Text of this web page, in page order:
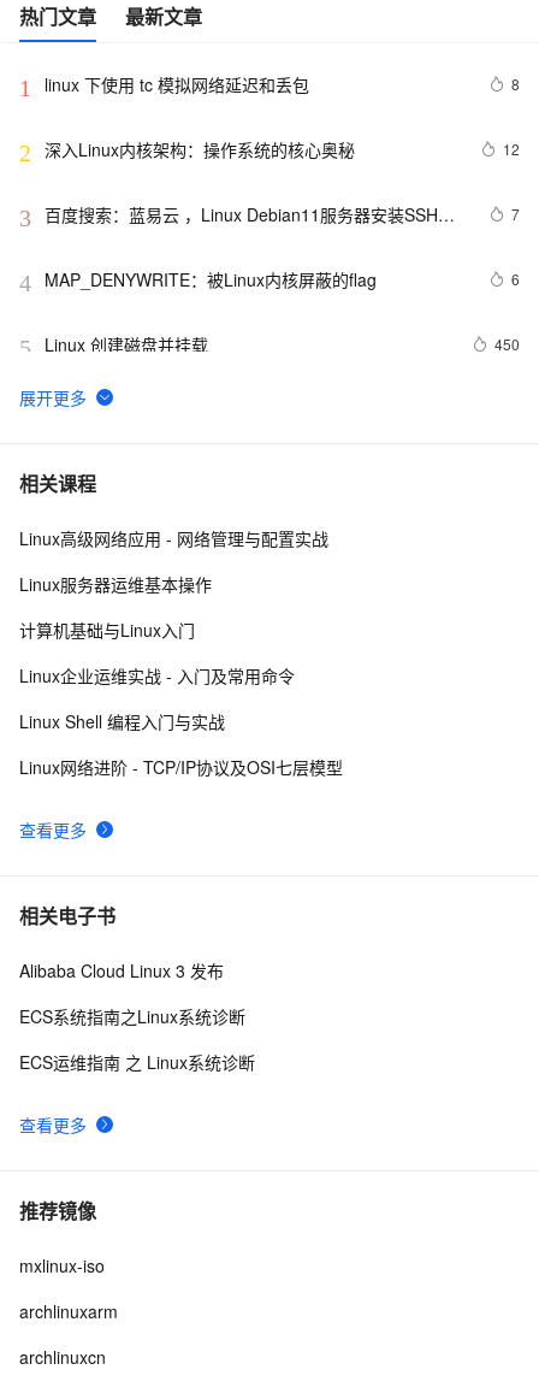
热门文章 最新文章
1 linux 下使用 tc 模拟网络延迟和丢包 8
2 深入Linux内核架构：操作系统的核心奥秘 12
3 百度搜索：蓝易云 ，Linux Debian11服务器安装SSH，
7
4 MAP_DENYWRITE：被Linux内核屏蔽的flag 6
5 Linux 创建磁盘并挂载 450
6 linux DHCP
7 FFmpeg开发笔记（五十九）Linux编译ijkplayer的
8 linux中的tar打包、压缩多个文件、磁盘查看和分区类、
找及“|”管道符、gzip/gunzip 压缩、zip/unzip 压缩
10 linux下的find文件查找命令与grep文件内容查找命令
相关课程
查看更多
Linux高级网络应用 - 网络管理与配置实战
Linux服务器运维基本操作
计算机基础与Linux入门
Linux企业运维实战 - 入门及常用命令
Linux Shell 编程入门与实战
Linux网络进阶 - TCP/IP协议及OSI七层模型
相关电子书
查看更多
Alibaba Cloud Linux 3 发布
ECS系统指南之Linux系统诊断
ECS运维指南 之 Linux系统诊断
推荐镜像
mxlinux-iso
archlinuxarm
archlinuxcn